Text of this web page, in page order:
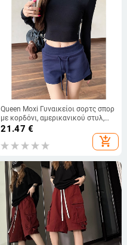
Queen Moxi Γυναικείοι σορτς σπορ
με κορδόνι, αμερικανικού στυλ,
καλοκαίρι 2025, στενή γραμμή,
ψηλή μέση, καθημερινά άνετα
21.47 €
add_shopping_cart